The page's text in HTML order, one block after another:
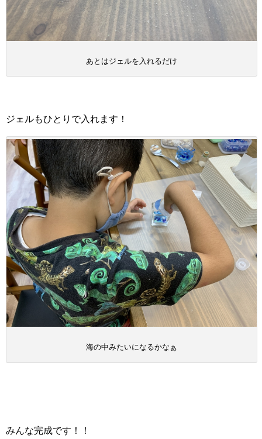
あとはジェルを入れるだけ
ジェルもひとりで入れます！
海の中みたいになるかなぁ
みんな完成です！！